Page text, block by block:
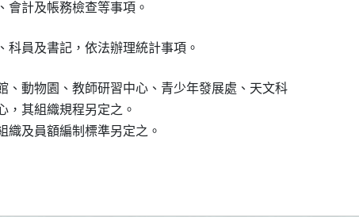
會計及帳務檢查等事項。
科員及書記，依法辦理統計事項。
、動物園、教師研習中心、青少年發展處、天文科
，其組織規程另定之。
織及員額編制標準另定之。